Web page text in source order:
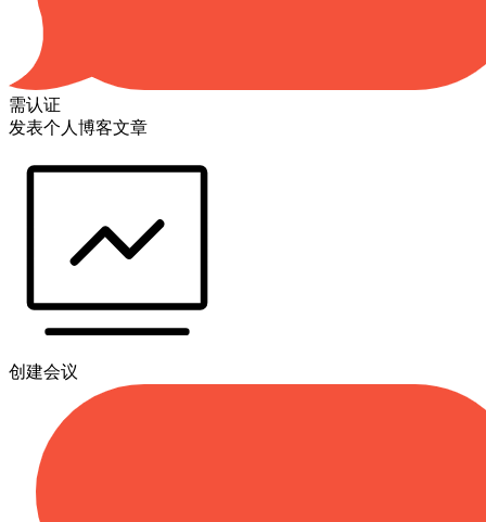
需认证
发表个人博客文章
创建会议